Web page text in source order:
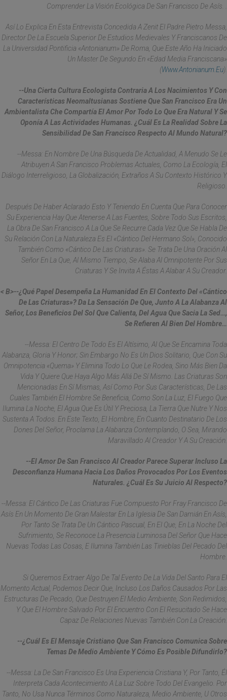
Comprender La Visión Ecológica De San Francisco De Asís. .
Así Lo Explica En Esta Entrevista Concedida A Zenit El Padre Pietro Messa,
Director De La Escuela Superior De Estudios Medievales Y Franciscanos De
La Universidad Pontificia «Antonianum» De Roma, Que Este Año Ha Iniciado
Un Master De Segundo En «Edad Media Franciscana»
(Www.antonianum.eu).
--Una Cierta Cultura Ecologista Contraria A Los Nacimientos Y Con
Características Neomaltusianas Sostiene Que San Francisco Era Un
Ambientalista Che Compartía El Amor Por Todo Lo Que Era Natural Y Se
Oponía A Las Actividades Humanas. ¿Cuál Es La Realidad Sobre La
Sensibilidad De San Francisco Respecto Al Mundo Natural?
--Messa: En Nombre De Una Búsqueda De Actualidad, A Menudo Se Le
Atribuyen A San Francisco Problemas Actuales, Como La Ecología, El
Diálogo Interreligioso, La Globalización, Extraños A Su Contexto Histórico Y
Religioso.
Después De Haber Aclarado Esto Y Teniendo En Cuenta Que Para Conocer
Su Experiencia Hay Que Atenerse A Las Fuentes, Sobre Todo Sus Escritos,
La Obra De San Francisco A La Que Se Recurre Cada Vez Que Se Habla De
Su Relación Con La Naturaleza Es El «Cántico Del Hermano Sol», Conocido
También Como «Cántico De Las Criaturas». Se Trata De Una Oración Al
Señor En La Que, Al Mismo Tiempo, Se Alaba Al Omnipotente Por Sus
Criaturas Y Se Invita A Éstas A Alabar A Su Creador.
< B>--¿Qué Papel Desempeña La Humanidad En El Contexto Del «Cántico
De Las Criaturas»? Da La Sensación De Que, Junto A La Alabanza Al
Señor, Los Beneficios Del Sol Que Calienta, Del Agua Que Sacia La Sed…,
Se Refieren Al Bien Del Hombre…
--Messa: El Centro De Todo Es El Altísimo, Al Que Se Encamina Toda
Alabanza, Gloria Y Honor; Sin Embargo No Es Un Dios Solitario, Que Con Su
Omnipotencia «quema» Y Elimina Todo Lo Que Le Rodea, Sino Más Bien Da
Vida Y Quiere Que Haya Algo Más Allá De Sí Mismo. Las Criaturas Son
Mencionadas En Sí Mismas, Así Como Por Sus Características, De Las
Cuales También El Hombre Se Beneficia, Como Son La Luz, El Fuego Que
Ilumina La Noche, El Agua Que Es Útil Y Preciosa, La Tierra Que Nutre Y Nos
Sustenta A Todos. En Este Texto, El Hombre, En Cuanto Destinatario De Los
Dones Del Señor, Proclama La Alabanza Contemplando, O Sea, Mirando
Maravillado Al Creador Y A Su Creación.
--El Amor De San Francisco Al Creador Parece Superar Incluso La
Desconfianza Humana Hacia Los Daños Provocados Por Los Eventos
Naturales. ¿Cuál Es Su Juicio Al Respecto?
--Messa: El Cántico De Las Criaturas Fue Compuesto Por Fray Francisco De
Asís En Un Momento De Gran Malestar En La Iglesia De San Damián En Asís,
Por Tanto Se Trata De Un Cántico Pascual, En El Que, En La Noche Del
Sufrimiento, Se Reconoce La Presencia Luminosa Del Señor Que Hace
Nuevas Todas Las Cosas, E Ilumina También Las Tinieblas Del Pecado Del
Hombre.
Si Queremos Extraer Algo De Tal Evento De La Vida Del Santo Para El
Momento Actual, Podemos Decir Que, Incluso Los Daños Causados Por Las
Estructuras De Pecado, Que Destruyen El Medio Ambiente, Son Redimidos,
Y Que El Hombre Salvado Por El Encuentro Con El Resucitado Se Hace
Capaz De Relaciones Nuevas También Con La Creación.
--¿Cuál Es El Mensaje Cristiano Que San Francisco Comunica Sobre
Temas De Medio Ambiente Y Cómo Es Posible Difundirlo?
--Messa: La De San Francisco Es Una Experiencia Cristiana Y, Por Tanto, Él
Interpreta Cada Acontecimiento A La Luz Sobre Todo Del Evangelio. Por
Tanto, No Usa Nunca Términos Como Naturaleza, Medio Ambiente, U Otros